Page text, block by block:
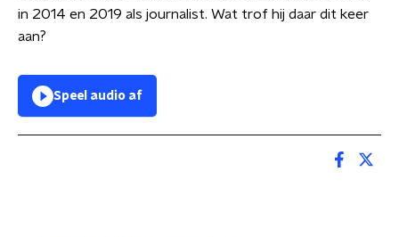
in 2014 en 2019 als journalist. Wat trof hij daar dit keer
aan?
Speel audio af